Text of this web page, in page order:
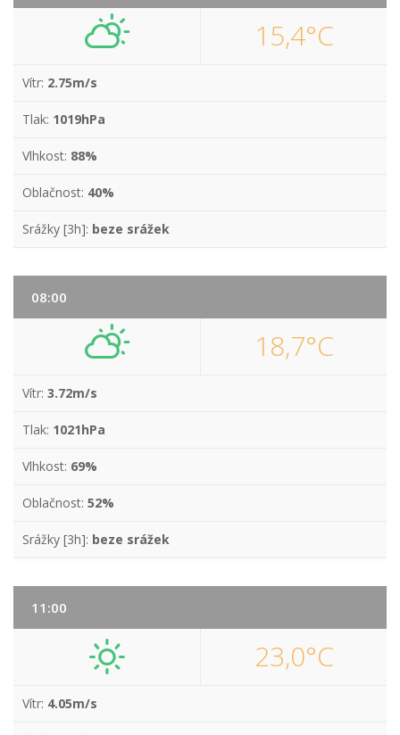
15,4°C
Vítr: 2.75m/s
Tlak: 1019hPa
Vlhkost: 88%
Oblačnost: 40%
Srážky [3h]: beze srážek
08:00
18,7°C
Vítr: 3.72m/s
Tlak: 1021hPa
Vlhkost: 69%
Oblačnost: 52%
Srážky [3h]: beze srážek
11:00
23,0°C
Vítr: 4.05m/s